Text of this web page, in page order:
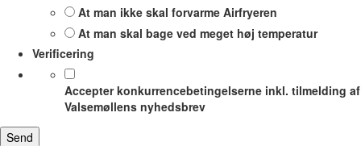
At man ikke skal forvarme Airfryeren
At man skal bage ved meget høj temperatur
Verificering
Accepter konkurrencebetingelserne inkl. tilmelding af
Valsemøllens nyhedsbrev